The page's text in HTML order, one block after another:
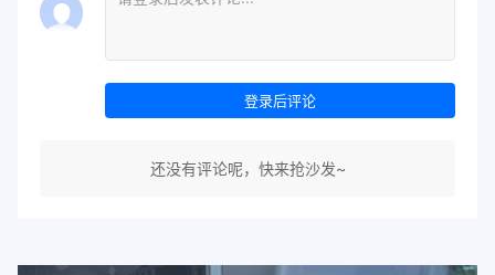
登录后评论
还没有评论呢，快来抢沙发~